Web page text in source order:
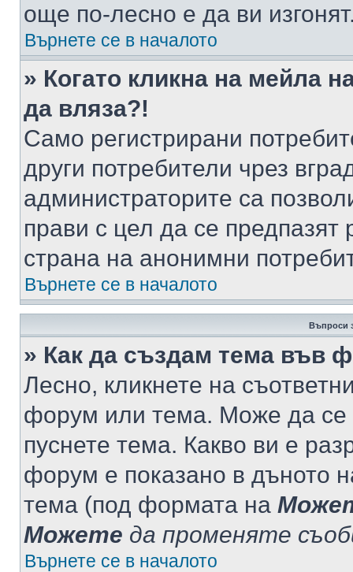
още по-лесно е да ви
Върнете се в началото
» Когато кликна на мейла
да вляза?!
Само регистрирани
други потребители чрез
администраторите са
прави с цел да се предпазят
страна на анонимни
Върнете се в началото
Въпроси
» Как да създам тема във
Лесно, кликнете на
форум или тема. Може да се
пуснете тема. Какво ви е
форум е показано в дъното
тема (под формата на
Можете да променяте
Върнете се в началото